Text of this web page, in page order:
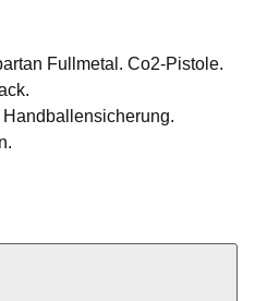
Fullmetal. Co2-Pistole.